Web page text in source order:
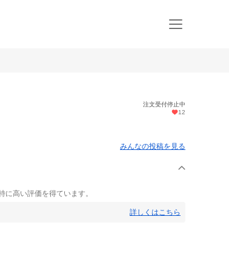
注文受付停止中
12
みんなの投稿を見る
高い評価を得ています。
詳しくはこちら